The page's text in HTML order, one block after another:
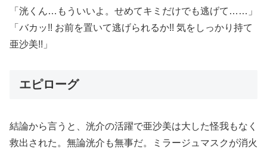
「洸くん…もういいよ。せめてキミだけでも逃げて……」
「バカッ!! お前を置いて逃げられるか!! 気をしっかり持て
亜沙美!!」
エピローグ
結論から言うと、洸介の活躍で亜沙美は大した怪我もなく
救出された。無論洸介も無事だ。ミラージュマスクが消火